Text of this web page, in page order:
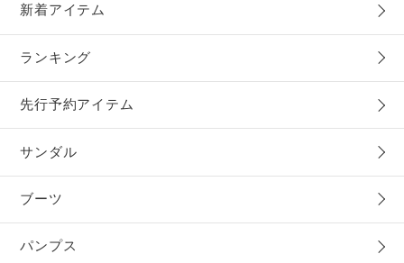
新着アイテム
ランキング
先行予約アイテム
サンダル
ブーツ
パンプス